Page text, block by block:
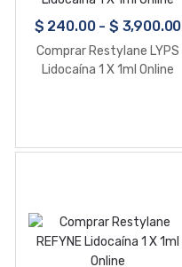
$ 240.00- $ 3,900.00
Comprar Restylane LYPS
Lidocaína 1 X 1ml Online